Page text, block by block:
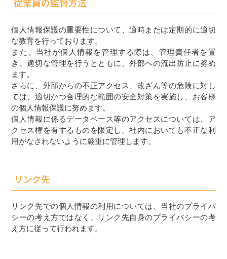
個人情報保護の重要性について、適時または定期的に適切
な教育を行っております。
また、当社が個人情報を管理する際は、管理責任者を置
き、適切な管理を行うとともに、外部への流出防止に努め
ます。
さらに、外部からの不正アクセス、改ざん等の危険に対し
ては、適切かつ合理的な範囲の安全対策を実施し、お客様
の個人情報保護に努めます。
個人情報に係るデータベース等のアクセスについては、ア
クセス権を有するものを限定し、社内においても不正な利
用がなされないように厳重に管理します。
リンク先
リンク先での個人情報の利用については、当社のプライバ
シーの考え方ではなく、リンク先自身のプライバシーの考
え方に従って行われます。